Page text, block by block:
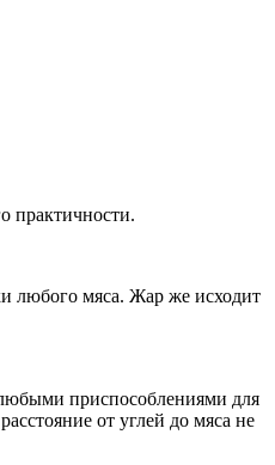
практичности.
любого мяса. Жар же исходит
приспособлениями для
от углей до мяса не